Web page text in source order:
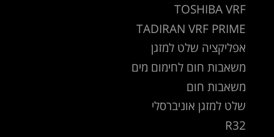
TOSHIBA VRF
TADIRAN VRF PRIME
אפליקציה שלט למזגן
משאבות חום לחימום מים
משאבות חום
שלט למזגן אוניברסלי
R32